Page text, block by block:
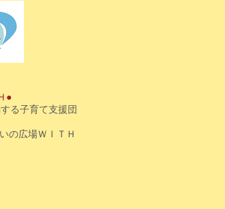
●
る子育て支援団
の広場ＷＩＴＨ